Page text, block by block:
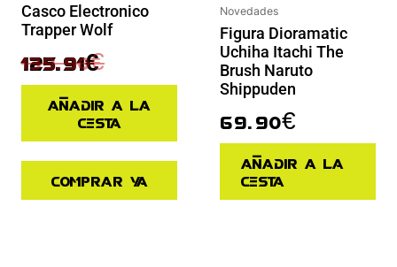
Casco Electronico
Trapper Wolf
139.90€
125.91€
Añadir a la
cesta
Comprar ya
Novedades
Figura Dioramatic
Uchiha Itachi The
Brush Naruto
Shippuden
69.90€
Añadir a la
cesta